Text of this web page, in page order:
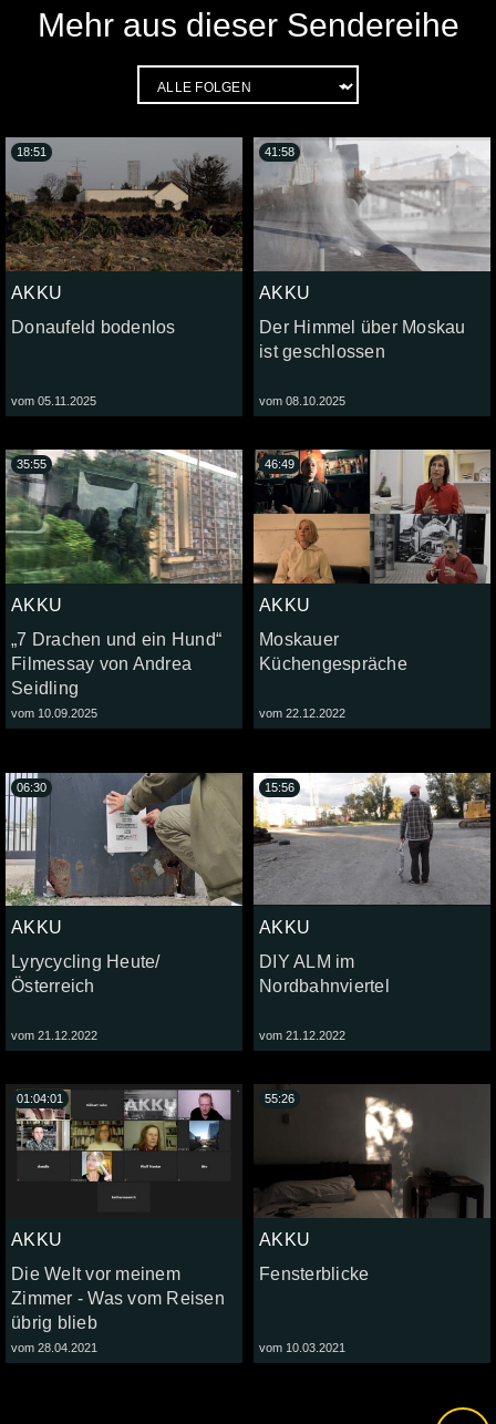
Mehr aus dieser Sendereihe
AKKU
Donaufeld bodenlos
vom 05.11.2025
18:51
AKKU
Der Himmel über Moskau
ist geschlossen
vom 08.10.2025
41:58
AKKU
„7 Drachen und ein Hund“
Filmessay von Andrea
Seidling
vom 10.09.2025
35:55
AKKU
Moskauer
Küchengespräche
vom 22.12.2022
46:49
AKKU
Lyrycycling Heute/
Österreich
vom 21.12.2022
06:30
AKKU
DIY ALM im
Nordbahnviertel
vom 21.12.2022
15:56
AKKU
Die Welt vor meinem
Zimmer - Was vom Reisen
übrig blieb
vom 28.04.2021
01:04:01
AKKU
Fensterblicke
vom 10.03.2021
55:26